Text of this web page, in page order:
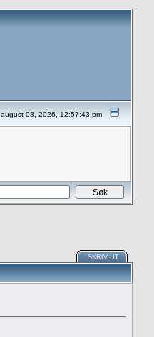
august 08, 2026, 12:57:43 pm
SKRIV UT